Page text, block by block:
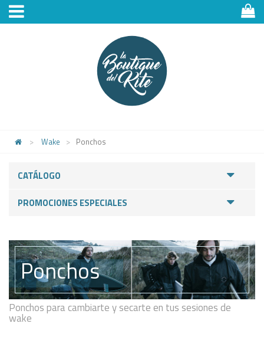
> Wake > Ponchos
CATÁLOGO
PROMOCIONES ESPECIALES
Ponchos
Ponchos para cambiarte y secarte en tus sesiones de
wake